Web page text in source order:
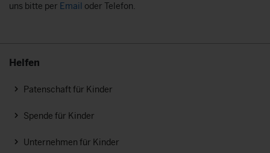
uns bitte per Email oder Telefon.
Helfen
Patenschaft für Kinder
Spende für Kinder
Unternehmen für Kinder